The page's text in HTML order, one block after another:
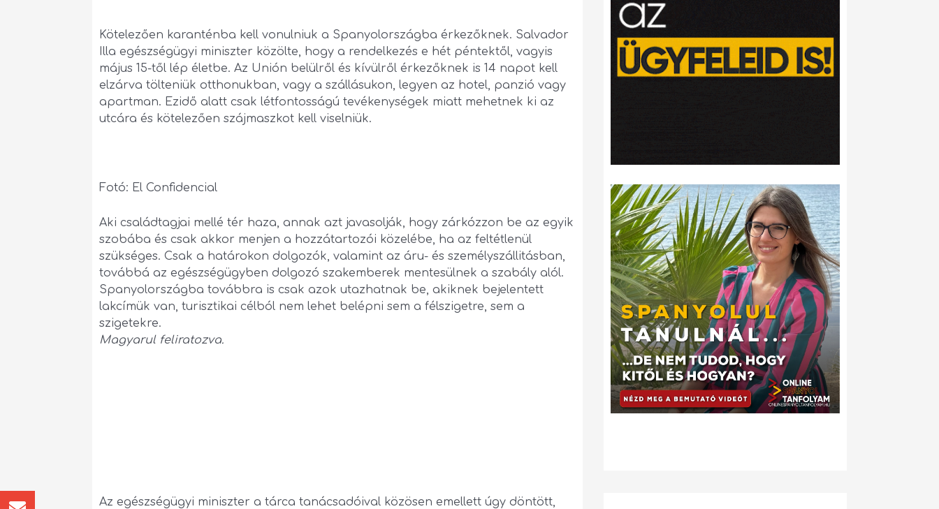
Kötelezően karanténba kell vonulniuk a Spanyolországba érkezőknek. Salvador
Illa egészségügyi miniszter közölte, hogy a rendelkezés e hét péntektől, vagyis
május 15-től lép életbe. Az Unión belülről és kívülről érkezőknek is 14 napot kell
elzárva tölteniük otthonukban, vagy a szállásukon, legyen az hotel, panzió vagy
apartman. Ezidő alatt csak létfontosságú tevékenységek miatt mehetnek ki az
utcára és kötelezően szájmaszkot kell viselniük.
Fotó: El Confidencial
Aki családtagjai mellé tér haza, annak azt javasolják, hogy zárkózzon be az egyik
szobába és csak akkor menjen a hozzátartozói közelébe, ha az feltétlenül
szükséges. Csak a határokon dolgozók, valamint az áru- és személyszállitásban,
továbbá az egészségügyben dolgozó szakemberek mentesülnek a szabály alól.
Spanyolországba továbbra is csak azok utazhatnak be, akiknek bejelentett
lakcímük van, turisztikai célból nem lehet belépni sem a félszigetre, sem a
szigetekre.
Magyarul feliratozva.
Az egészségügyi miniszter a tárca tanácsadóival közösen emellett úgy döntött,